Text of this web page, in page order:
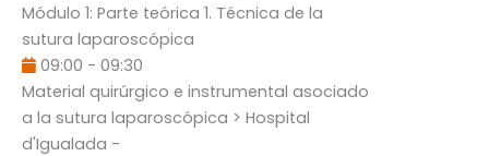
Módulo 1: Parte teórica 1. Técnica de la
sutura laparoscópica
09:00 - 09:30
Material quirúrgico e instrumental asociado
a la sutura laparoscópica > Hospital
d'Igualada -